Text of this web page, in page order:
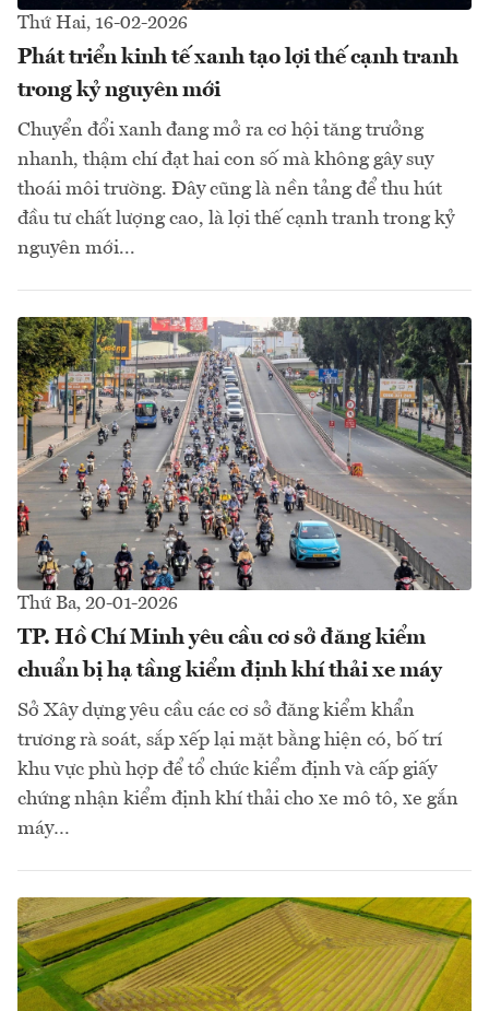
Thứ Hai, 16-02-2026
Phát triển kinh tế xanh tạo lợi thế cạnh tranh
trong kỷ nguyên mới
Chuyển đổi xanh đang mở ra cơ hội tăng trưởng
nhanh, thậm chí đạt hai con số mà không gây suy
thoái môi trường. Đây cũng là nền tảng để thu hút
đầu tư chất lượng cao, là lợi thế cạnh tranh trong kỷ
nguyên mới...
Thứ Ba, 20-01-2026
TP. Hồ Chí Minh yêu cầu cơ sở đăng kiểm
chuẩn bị hạ tầng kiểm định khí thải xe máy
Sở Xây dựng yêu cầu các cơ sở đăng kiểm khẩn
trương rà soát, sắp xếp lại mặt bằng hiện có, bố trí
khu vực phù hợp để tổ chức kiểm định và cấp giấy
chứng nhận kiểm định khí thải cho xe mô tô, xe gắn
máy…